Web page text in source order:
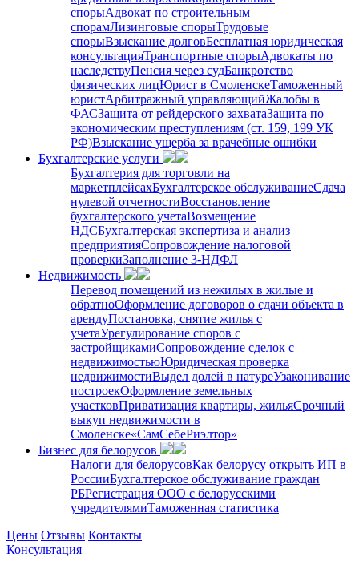
спорыАдвокат по строительным
спорамЛизинговые спорыТрудовые
спорыВзыскание долговБесплатная юридическая
консультацияТранспортные спорыАдвокаты по
наследствуПенсия через судБанкротство
физических лицЮрист в СмоленскеТаможенный
юристАрбитражный управляющийЖалобы в
ФАСЗащита от рейдерского захватаЗащита по
экономическим преступлениям (ст. 159, 199 УК
РФ)Взыскание ущерба за врачебные ошибки
Бухгалтерские услуги
Бухгалтерия для торговли на
маркетплейсахБухгалтерское обслуживаниеСдача
нулевой отчетностиВосстановление
бухгалтерского учетаВозмещение
НДСБухгалтерская экспертиза и анализ
предприятияСопровождение налоговой
проверкиЗаполнение 3-НДФЛ
Недвижимость
Перевод помещений из нежилых в жилые и
обратноОформление договоров о сдачи объекта в
арендуПостановка, снятие жилья с
учетаУрегулирование споров с
застройщикамиСопровождение сделок с
недвижимостьюЮридическая проверка
недвижимостиВыдел долей в натуреУзаконивание
построекОформление земельных
участковПриватизация квартиры, жильяСрочный
выкуп недвижимости в
Cмоленске«СамСебеРиэлтор»
Бизнес для белорусов
Налоги для белорусовКак белорусу открыть ИП в
РоссииБухгалтерское обслуживание граждан
РБРегистрация ООО с белорусскими
учредителямиТаможенная статистика
Цены Отзывы Контакты
Консультация